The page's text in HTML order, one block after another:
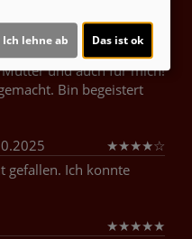
★★★★
und auch für mich!
Bin begeistert
★★★★☆
gefallen. Ich konnte
★★★★★
Ich lehne ab Das ist ok